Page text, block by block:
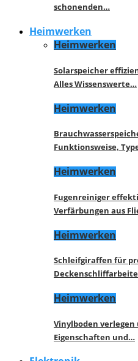
schonenden…
Heimwerken
Heimwerken
Solarspeicher
Alles Wissenswerte…
Heimwerken
Funktionsweise,
Heimwerken
Fugenreiniger
Verfärbungen aus
Heimwerken
Schleifgiraffen für
Heimwerken
Vinylboden
Eigenschaften und…